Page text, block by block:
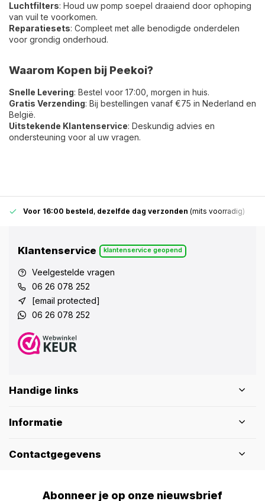
Luchtfilters: Houd uw pomp soepel draaiend door ophoping
van vuil te voorkomen.
Reparatiesets: Compleet met alle benodigde onderdelen
voor grondig onderhoud.
Waarom Kopen bij Peekoi?
Snelle Levering: Bestel voor 17:00, morgen in huis.
Gratis Verzending: Bij bestellingen vanaf €75 in Nederland en
België.
Uitstekende Klantenservice: Deskundig advies en
ondersteuning voor al uw vragen.
Voor 16:00 besteld, dezelfde dag verzonden (mits voorradig)
Klantenservice klantenservice geopend
Veelgestelde vragen
06 26 078 252
[email protected]
06 26 078 252
Handige links
Informatie
Contactgegevens
Abonneer je op onze nieuwsbrief